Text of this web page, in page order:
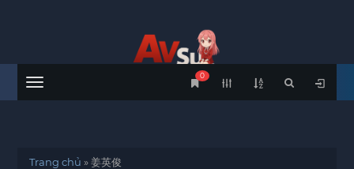
Menu
0
Trang chủ »姜英俊